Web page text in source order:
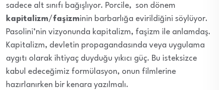
sadece alt sınıfı bağışlıyor. Porcile, son dönem
kapitalizm/faşizminin barbarlığa evirildiğini söylüyor.
Pasolini’nin vizyonunda kapitalizm, faşizm ile anlamdaş.
Kapitalizm, devletin propagandasında veya uygulama
aygıtı olarak ihtiyaç duyduğu yıkıcı güç. Bu isteksizce
kabul edeceğimiz formülasyon, onun filmlerine
hazırlanırken bir kenara yazılmalı.